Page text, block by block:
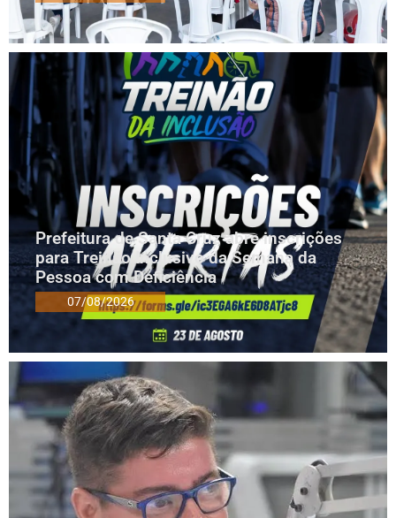
Prefeitura de Santa Cruz abre inscrições
para Treinão Inclusivo da Semana da
Pessoa com Deficiência
07/08/2026